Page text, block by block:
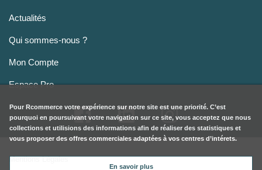
Actualités
Qui sommes-nous ?
Mon Compte
Espace Pro
Mentions Légales
Pour Rcommerce votre expérience sur notre site est une priorité. C’est
pourquoi en poursuivant votre navigation sur ce site, vous acceptez que nous
collections et utilisions des informations afin de réaliser des statistiques et
vous proposer des offres commerciales adaptées à vos centres d’intérets.
En savoir plus